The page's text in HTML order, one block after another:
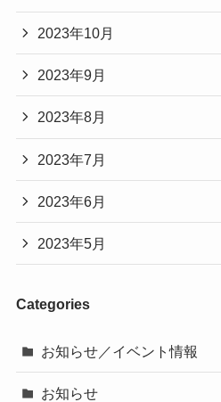
2023年10月
2023年9月
2023年8月
2023年7月
2023年6月
2023年5月
Categories
お知らせ／イベント情報
お知らせ